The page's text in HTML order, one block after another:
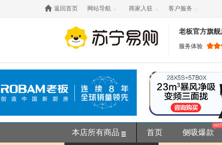
 返回首页 网站导航  商家入驻  客户服务 
老板官方旗舰
服务体验
本店所有商品 首页 侧吸爆款